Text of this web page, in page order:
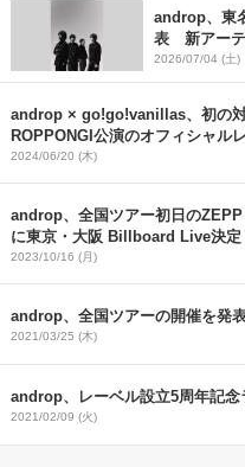
androp、東
表 新アーテ
2026/07/04 (土)
androp × go!go!vanillas、初の
ROPPONGI公演のオフィシャル
2024/06/20 (木)
androp、全国ツアー初日の
に東京・大阪 Billboard Live決定
2023/10/16 (月)
androp、全国ツアーの開催を発
2021/03/25 (木)
androp、レーベル設立5周年記
2021/02/09 (火)